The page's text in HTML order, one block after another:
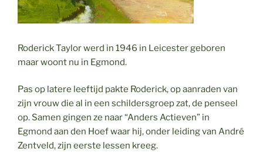
Roderick Taylor werd in 1946 in Leicester geboren
maar woont nu in Egmond.
Pas op latere leeftijd pakte Roderick, op aanraden van
zijn vrouw die al in een schildersgroep zat, de penseel
op. Samen gingen ze naar “Anders Actieven” in
Egmond aan den Hoef waar hij, onder leiding van André
Zentveld, zijn eerste lessen kreeg.